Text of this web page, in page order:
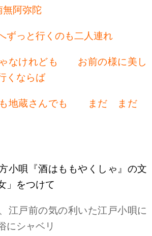
無阿弥陀
と行くのも二人連れ
なけれども お前の様に美し
くならば
地蔵さんでも まだ まだ
小唄『酒はももやくしゃ』の文
」をつけて
江戸前の気の利いた江戸小唄に
にシャベリ